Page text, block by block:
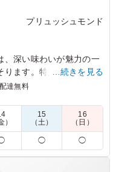
プリュッシュモンド
、深い味わいが魅力の一
ります。特別な日や大切
をお楽しみください。
ご飯
豆の炊き込みご飯
…続きを見る
達無料
）
15
（土）
16
（日）
◯ ◯